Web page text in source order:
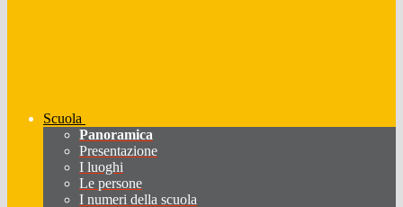
Scuola
Panoramica
Presentazione
I luoghi
Le persone
I numeri della scuola